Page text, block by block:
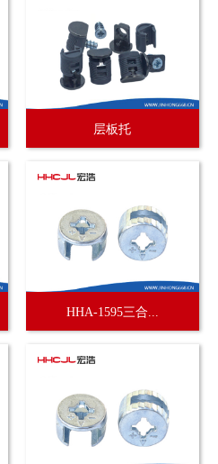
层板托
HHA-1595三合...